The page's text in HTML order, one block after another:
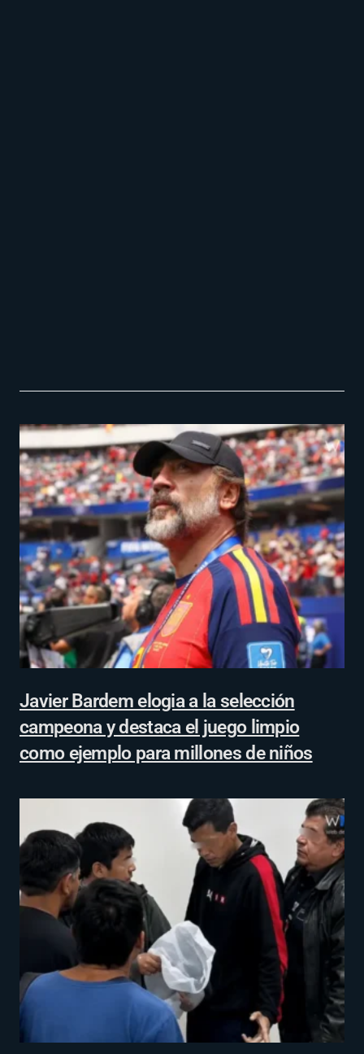
Javier Bardem elogia a la selección
campeona y destaca el juego limpio
como ejemplo para millones de niños